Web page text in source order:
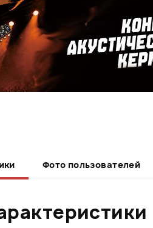
Фото пользователей